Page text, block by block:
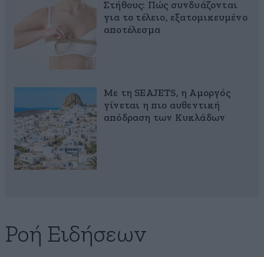
Στήθους: Πώς συνδυάζονται
για το τέλειο, εξατομικευμένο
αποτέλεσμα
Με τη SEAJETS, η Αμοργός
γίνεται η πιο αυθεντική
απόδραση των Κυκλάδων
Ροή Ειδήσεων